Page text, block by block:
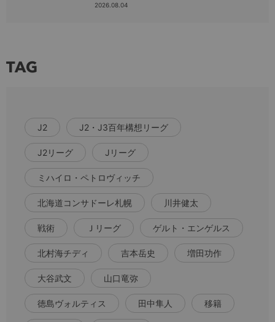
2026.08.04
TAG
J2 J2・J3百年構想リーグ
J2リーグ Jリーグ
ミハイロ・ペトロヴィッチ
北海道コンサドーレ札幌 川井健太
戦術 Ｊリーグ ゲルト・エンゲルス
北村海チディ 吉本岳史 増田功作
大谷武文 山口竜弥
徳島ヴォルティス 田中隼人 移籍